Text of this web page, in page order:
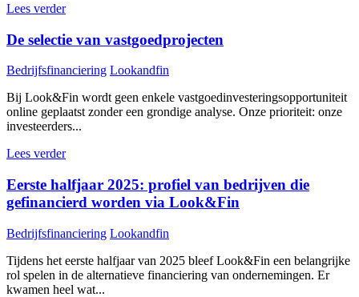
Lees verder
De selectie van vastgoedprojecten
Bedrijfsfinanciering Lookandfin
Bij Look&Fin wordt geen enkele vastgoedinvesteringsopportuniteit
online geplaatst zonder een grondige analyse. Onze prioriteit: onze
investeerders...
Lees verder
Eerste halfjaar 2025: profiel van bedrijven die
gefinancierd worden via Look&Fin
Bedrijfsfinanciering Lookandfin
Tijdens het eerste halfjaar van 2025 bleef Look&Fin een belangrijke
rol spelen in de alternatieve financiering van ondernemingen. Er
kwamen heel wat...